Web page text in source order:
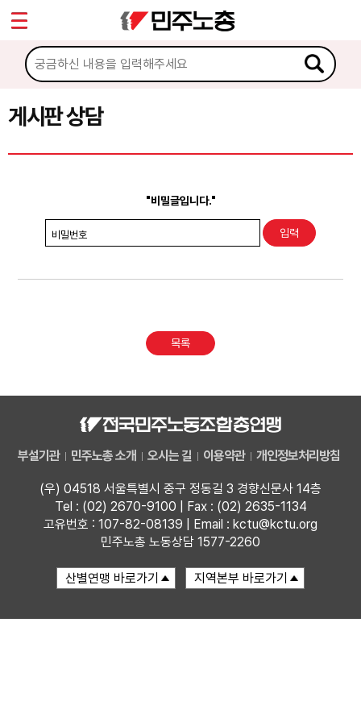
게시판 상담
"비밀글입니다."
비밀번호
목록
부설기관 민주노총 소개 오시는 길 이용약관 개인정보처리방침
(우) 04518 서울특별시 중구 정동길 3 경향신문사 14층
Tel : (02) 2670-9100 | Fax : (02) 2635-1134
고유번호 : 107-82-08139 | Email : kctu@kctu.org
민주노총 노동상담 1577-2260
마이페이지
소개
소식
노동상담
권리찾기수첩 검색
찾아보기
Sketchbook5, 스케치북5
Sketchbook5, 스케치북5